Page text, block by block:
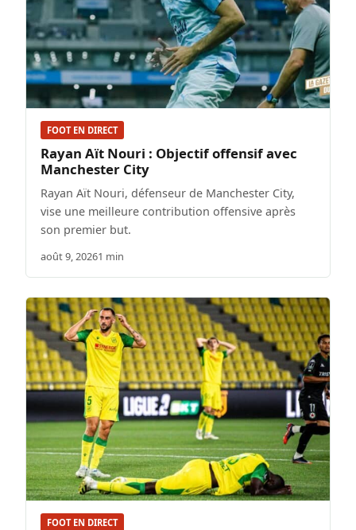
FOOT EN DIRECT
Rayan Aït Nouri : Objectif offensif avec
Manchester City
Rayan Aït Nouri, défenseur de Manchester City,
vise une meilleure contribution offensive après
son premier but.
août 9, 20261 min
FOOT EN DIRECT